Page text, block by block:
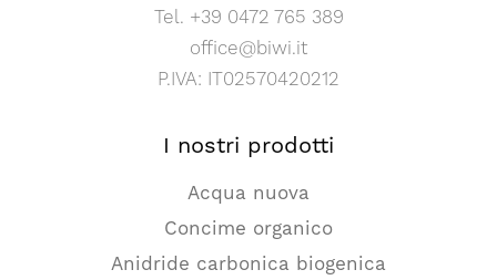
Tel. +39 0472 765 389
office@biwi.it
P.IVA: IT02570420212
I nostri prodotti
Acqua nuova
Concime organico
Anidride carbonica biogenica